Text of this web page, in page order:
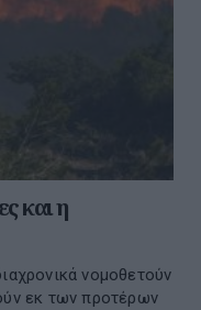
και η
νομοθετούν
εκ των προτέρων